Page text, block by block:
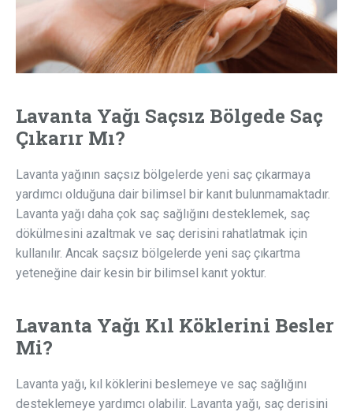
Lavanta Yağı Saçsız Bölgede Saç
Çıkarır Mı?
Lavanta yağının saçsız bölgelerde yeni saç çıkarmaya
yardımcı olduğuna dair bilimsel bir kanıt bulunmamaktadır.
Lavanta yağı daha çok saç sağlığını desteklemek, saç
dökülmesini azaltmak ve saç derisini rahatlatmak için
kullanılır. Ancak saçsız bölgelerde yeni saç çıkartma
yeteneğine dair kesin bir bilimsel kanıt yoktur.
Lavanta Yağı Kıl Köklerini Besler
Mi?
Lavanta yağı, kıl köklerini beslemeye ve saç sağlığını
desteklemeye yardımcı olabilir. Lavanta yağı, saç derisini